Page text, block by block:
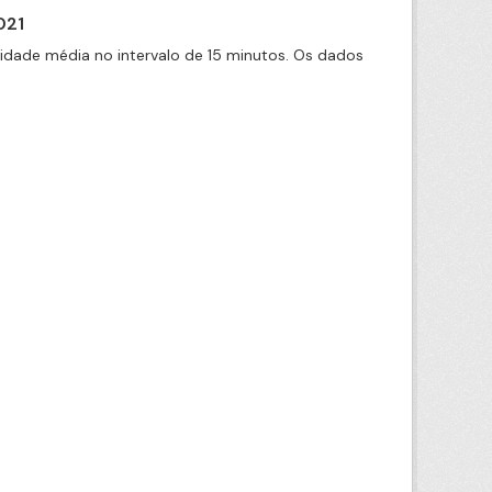
média no intervalo de 15 minutos. Os dados